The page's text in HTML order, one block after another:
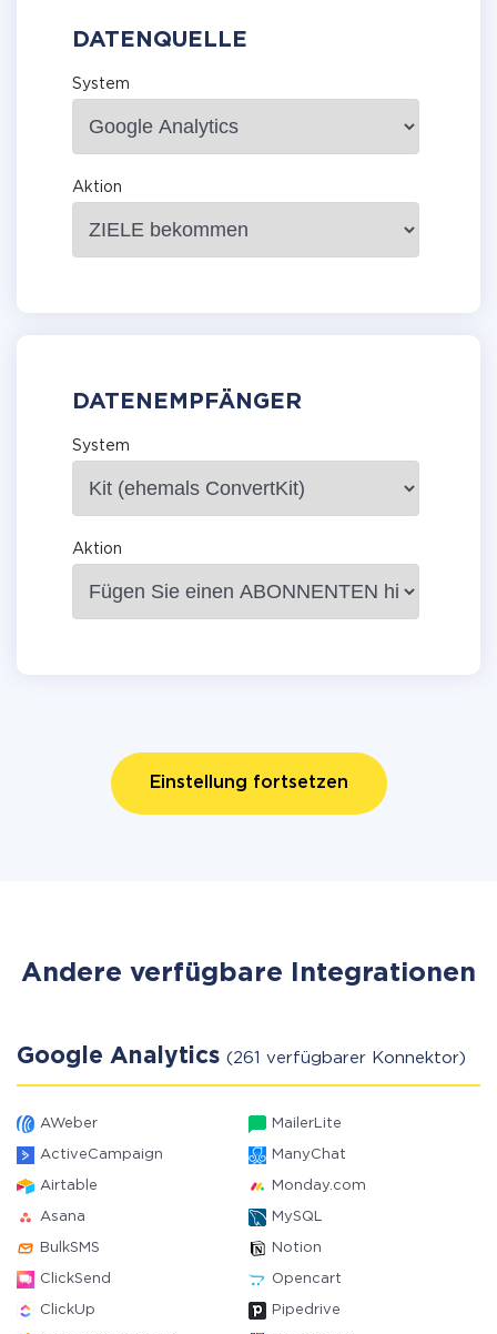
DATENQUELLE
System
Aktion
DATENEMPFÄNGER
System
Aktion
Einstellung fortsetzen
Andere verfügbare Integrationen
Google Analytics (261 verfügbarer Konnektor)
AWeber MailerLite
ActiveCampaign ManyChat
Airtable Monday.com
Asana MySQL
BulkSMS Notion
ClickSend Opencart
ClickUp Pipedrive